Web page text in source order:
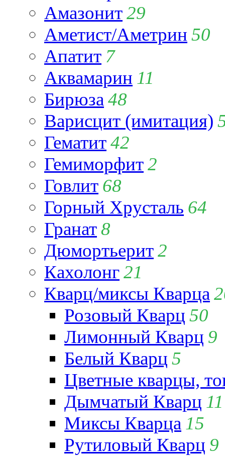
Амазонит29
Аметист/Аметрин 50
Апатит 7
Аквамарин 11
Бирюза 48
Варисцит (имитация)
Гематит42
Гемиморфит2
Говлит 68
Горный Хрусталь 64
Гранат8
Дюмортьерит2
Кахолонг21
Кварц/миксы Кварца
Розовый Кварц 50
Лимонный Кварц 9
Белый Кварц 5
Цветные кварцы,
Дымчатый Кварц 11
Миксы Кварца 15
Рутиловый Кварц 9